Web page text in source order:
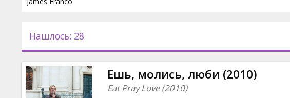
Новости
Подарки
Нашлось: 28
Ешь, молись, люби (2010)
Eat Pray Love (2010)